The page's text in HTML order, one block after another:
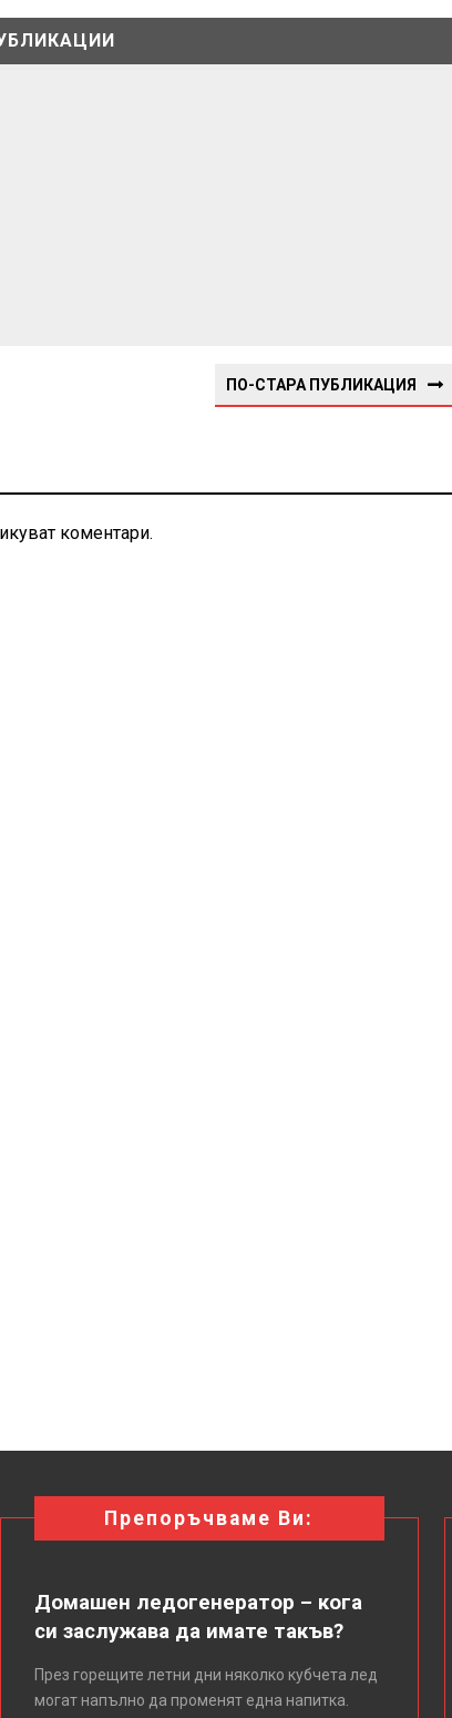
ПО-СТАРА ПУБЛИКАЦИЯ
коментари.
Препоръчваме Ви:
Домашен ледогенератор – кога
си заслужава да имате такъв?
През горещите летни дни няколко кубчета лед
могат напълно да променят една напитка.